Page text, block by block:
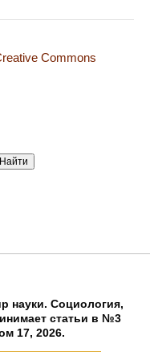
Commons
науки. Социология,
статьи в №3
17, 2026.